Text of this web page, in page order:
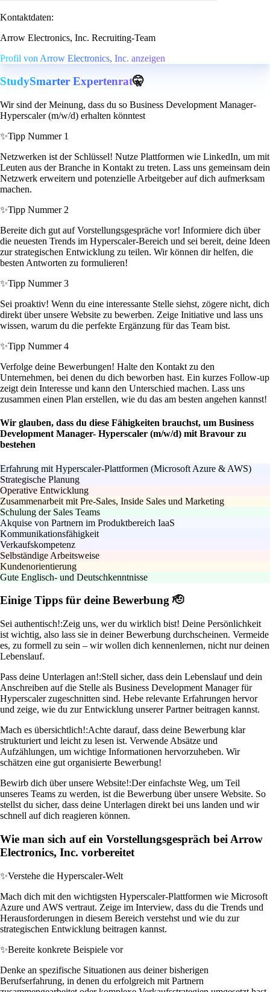
Kontaktdaten:
Arrow Electronics, Inc. Recruiting-Team
Profil von Arrow Electronics, Inc. anzeigen
StudySmarter Expertenrat🤫
Wir sind der Meinung, dass du so Business Development Manager-
Hyperscaler (m/w/d) erhalten könntest
✨Tipp Nummer 1
Netzwerken ist der Schlüssel! Nutze Plattformen wie LinkedIn, um mit
Leuten aus der Branche in Kontakt zu treten. Lass uns gemeinsam dein
Netzwerk erweitern und potenzielle Arbeitgeber auf dich aufmerksam
machen.
✨Tipp Nummer 2
Bereite dich gut auf Vorstellungsgespräche vor! Informiere dich über
die neuesten Trends im Hyperscaler-Bereich und sei bereit, deine Ideen
zur strategischen Entwicklung zu teilen. Wir können dir helfen, die
besten Antworten zu formulieren!
✨Tipp Nummer 3
Sei proaktiv! Wenn du eine interessante Stelle siehst, zögere nicht, dich
direkt über unsere Website zu bewerben. Zeige Initiative und lass uns
wissen, warum du die perfekte Ergänzung für das Team bist.
✨Tipp Nummer 4
Verfolge deine Bewerbungen! Halte den Kontakt zu den
Unternehmen, bei denen du dich beworben hast. Ein kurzes Follow-up
zeigt dein Interesse und kann den Unterschied machen. Lass uns
zusammen einen Plan erstellen, wie du das am besten angehen kannst!
Wir glauben, dass du diese Fähigkeiten brauchst, um Business
Development Manager- Hyperscaler (m/w/d) mit Bravour zu
bestehen
Erfahrung mit Hyperscaler-Plattformen (Microsoft Azure & AWS)
Strategische Planung
Operative Entwicklung
Zusammenarbeit mit Pre-Sales, Inside Sales und Marketing
Schulung der Sales Teams
Akquise von Partnern im Produktbereich IaaS
Kommunikationsfähigkeit
Verkaufskompetenz
Selbständige Arbeitsweise
Kundenorientierung
Gute Englisch- und Deutschkenntnisse
Einige Tipps für deine Bewerbung 🫡
Sei authentisch!:Zeig uns, wer du wirklich bist! Deine Persönlichkeit
ist wichtig, also lass sie in deiner Bewerbung durchscheinen. Vermeide
es, zu formell zu sein – wir wollen dich kennenlernen, nicht nur deinen
Lebenslauf.
Pass deine Unterlagen an!:Stell sicher, dass dein Lebenslauf und dein
Anschreiben auf die Stelle als Business Development Manager für
Hyperscaler zugeschnitten sind. Hebe relevante Erfahrungen hervor
und zeige, wie du zur Entwicklung unserer Partner beitragen kannst.
Mach es übersichtlich!:Achte darauf, dass deine Bewerbung klar
strukturiert und leicht zu lesen ist. Verwende Absätze und
Aufzählungen, um wichtige Informationen hervorzuheben. Wir
schätzen eine gut organisierte Bewerbung!
Bewirb dich über unsere Website!:Der einfachste Weg, um Teil
unseres Teams zu werden, ist die Bewerbung über unsere Website. So
stellst du sicher, dass deine Unterlagen direkt bei uns landen und wir
schnell auf dich reagieren können.
Wie man sich auf ein Vorstellungsgespräch bei Arrow
Electronics, Inc. vorbereitet
✨Verstehe die Hyperscaler-Welt
Mach dich mit den wichtigsten Hyperscaler-Plattformen wie Microsoft
Azure und AWS vertraut. Zeige im Interview, dass du die Trends und
Herausforderungen in diesem Bereich verstehst und wie du zur
strategischen Entwicklung beitragen kannst.
✨Bereite konkrete Beispiele vor
Denke an spezifische Situationen aus deiner bisherigen
Berufserfahrung, in denen du erfolgreich mit Partnern